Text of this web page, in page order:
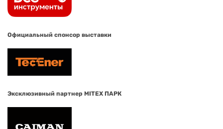
Официальный спонсор выставки
Эксклюзивный партнер MITEX ПАРК